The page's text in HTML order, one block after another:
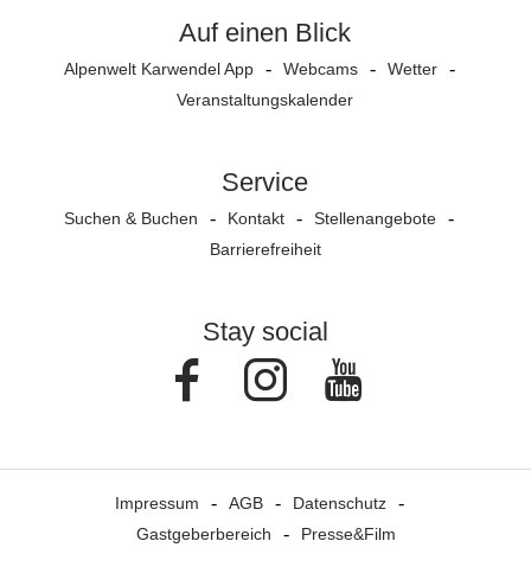
Auf einen Blick
Alpenwelt Karwendel App Webcams
Wetter
Veranstaltungs­kalender
Service
Suchen & Buchen Kontakt
Stellenangebote
Barrierefreiheit
Stay social
FacebookInstagram
Impressum AGB
Datenschutz
Gastgeberbereich
Presse&Film